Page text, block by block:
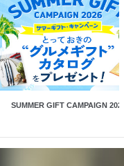
SUMMER GIFT CAMPAIGN